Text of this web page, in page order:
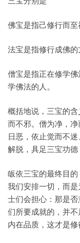
佛宝是指己修行而至
法宝是指修行成佛的
僧宝是指正在修学
学佛法的人。
概括地说，三宝的
而不邪。僧为净，
日恶，依止觉而不
解脱，具足三宝功德
皈依三宝的最终目
我们安排一切，而
士们会担心：那是
们所要成就的，并
内在品质，这才是修